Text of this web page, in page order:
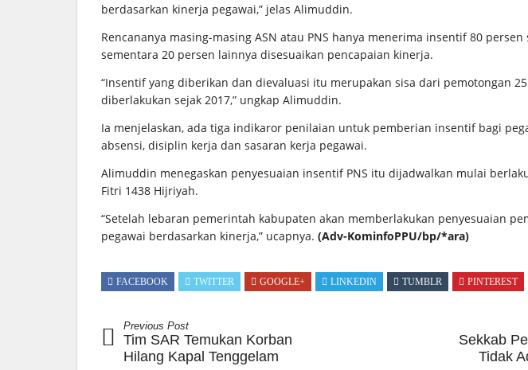
berdasarkan kinerja pegawai,” jelas Alimuddin.
Rencananya masing-masing ASN atau PNS hanya menerima insentif 80
sementara 20 persen lainnya disesuaikan pencapaian kinerja.
“Insentif yang diberikan dan dievaluasi itu merupakan sisa dari pemotongan
diberlakukan sejak 2017,” ungkap Alimuddin.
Ia menjelaskan, ada tiga indikaror penilaian untuk pemberian insentif bagi
absensi, disiplin kerja dan sasaran kerja pegawai.
Alimuddin menegaskan penyesuaian insentif PNS itu dijadwalkan mulai
Fitri 1438 Hijriyah.
“Setelah lebaran pemerintah kabupaten akan memberlakukan penyesuaian
pegawai berdasarkan kinerja,” ucapnya. (Adv-KominfoPPU/bp/*ara)
FACEBOOK TWITTER GOOGLE+ LINKEDIN TUMBLR PINTEREST
Previous Post
Tim SAR Temukan Korban
Hilang Kapal Tenggelam
Sekkab
Tidak